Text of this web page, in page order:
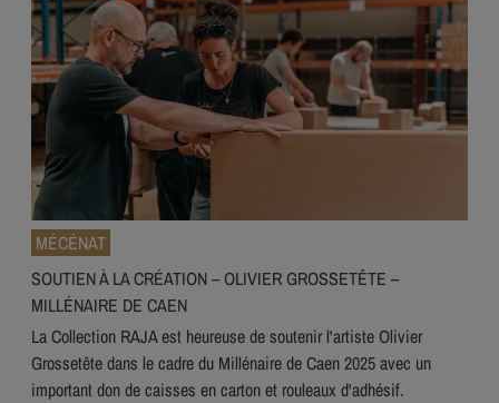
MÉCÉNAT
SOUTIEN À LA CRÉATION – OLIVIER GROSSETÊTE –
MILLÉNAIRE DE CAEN
La Collection RAJA est heureuse de soutenir l'artiste Olivier
Grossetête dans le cadre du Millénaire de Caen 2025 avec un
important don de caisses en carton et rouleaux d'adhésif.